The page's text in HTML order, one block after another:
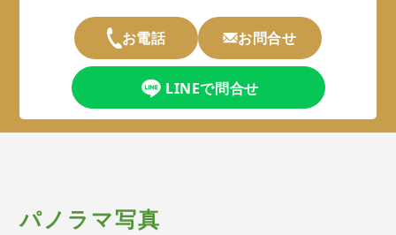
お電話 お問合せ
LINEで問合せ
パノラマ写真